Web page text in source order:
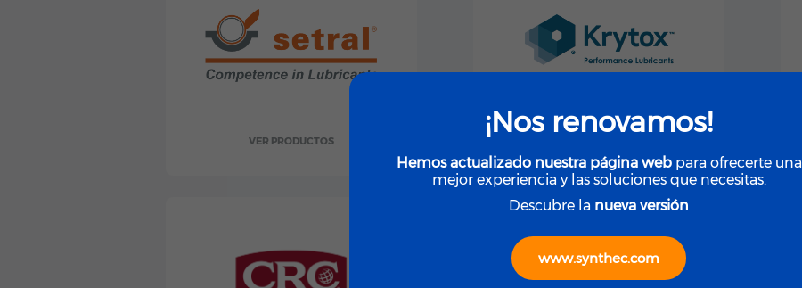
VER PRODUCTOS
¡Nos renovamos!
Hemos actualizado nuestra página webpara ofrecerte una
mejor experiencia y las soluciones que necesitas.
Descubre la nueva versión
www.synthec.com